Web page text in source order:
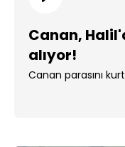
Canan,
alıyor!
Canan parasını